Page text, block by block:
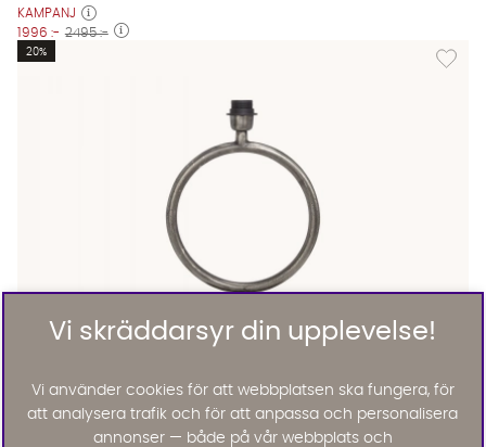
KAMPANJ
1996 :- 2495 :-
Lägg
20%
CIRCLE Lampfot Rånickel 54
KAMPANJ
1255 :-
Vi skräddarsyr din upplevelse!
Vi använder cookies för att webbplatsen ska fungera, för
att analysera trafik och för att anpassa och personalisera
annonser — både på vår webbplats och